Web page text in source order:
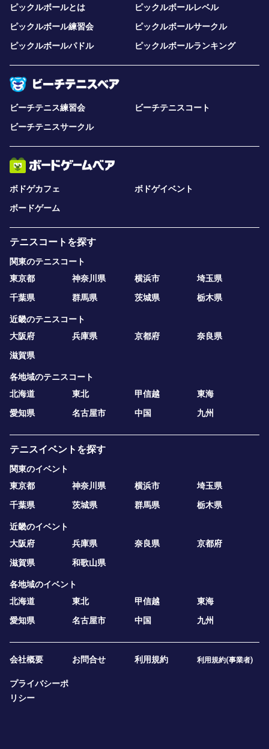
ピックルボールとは
ピックルボールレベル
ピックルボール練習会
ピックルボールサークル
ピックルボールパドル
ピックルボールランキング
ビーチテニス練習会
ビーチテニスコート
ビーチテニスサークル
ボドゲカフェ
ボドゲイベント
ボードゲーム
テニスコートを探す
関東のテニスコート
東京都
神奈川県 横浜市
埼玉県
千葉県
群馬県 茨城県 栃木県
近畿のテニスコート
大阪府
兵庫県 京都府
奈良県
滋賀県
各地域のテニスコート
北海道
東北 甲信越
東海
愛知県
名古屋市 中国 九州
テニスイベントを探す
関東のイベント
東京都
神奈川県 横浜市
埼玉県
千葉県
茨城県 群馬県 栃木県
近畿のイベント
大阪府
兵庫県 奈良県
京都府
滋賀県
和歌山県
各地域のイベント
北海道
東北 甲信越
東海
愛知県
名古屋市 中国 九州
会社概要 お問合せ 利用規約 利用規約(事業者)
プライバシーポ
リシー